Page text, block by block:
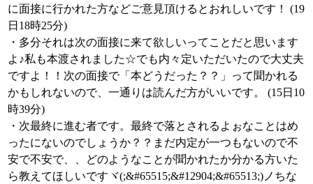
に面接に行かれた方などご意見頂けるとおれしいです！ (19
日18時25分)
・多分それは次の面接に来て欲しいってことだと思います
よ♪私も本渡されました☆でも内々定いただいたので大丈夫
ですよ！！次の面接で「本どうだった？？」って聞かれる
かもしれないので、一通りは読んだ方がいいです。 (15日10
時39分)
・次最終に進む者です。最終で落とされるよぉなことはめ
ったにないのでしょうか？？まだ内定が一つもないので不
安で不安で、、どのようなことが聞かれたか分かる方いた
ら教えてほしいですヾ(;&#65515;&#12904;&#65513;)ノちな